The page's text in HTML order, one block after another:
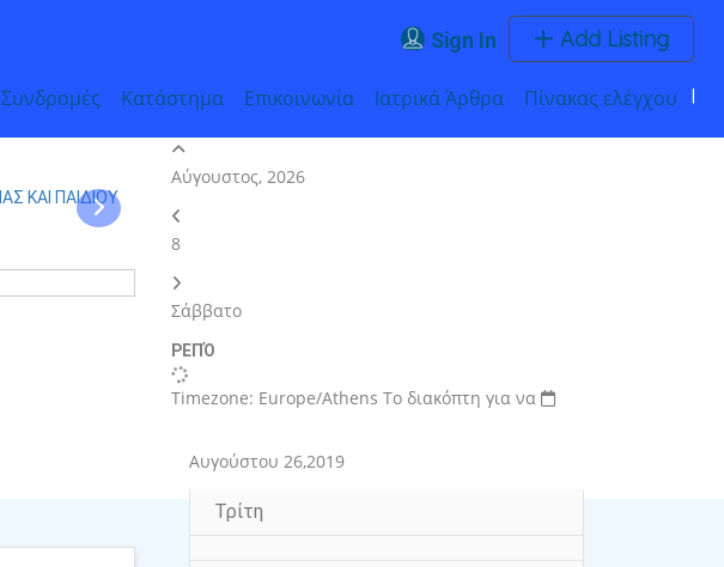
Sign In Add Listing
Συνδρομές Κατάστημα Επικοινωνία Ιατρικά Άρθρα Πίνακας ελέγχου
Αύγουστος, 2026
8
Σάββατο
ΡΕΠΌ
Timezone: Europe/Athens Το διακόπτη για να
Αυγούστου 26,2019
Τρίτη